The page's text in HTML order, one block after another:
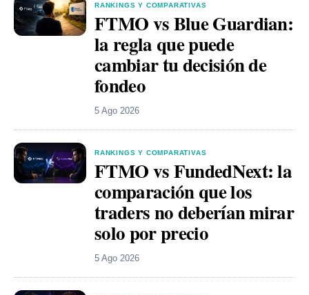
RANKINGS Y COMPARATIVAS
FTMO vs Blue Guardian:
la regla que puede
cambiar tu decisión de
fondeo
5 Ago 2026
RANKINGS Y COMPARATIVAS
FTMO vs FundedNext: la
comparación que los
traders no deberían mirar
solo por precio
5 Ago 2026